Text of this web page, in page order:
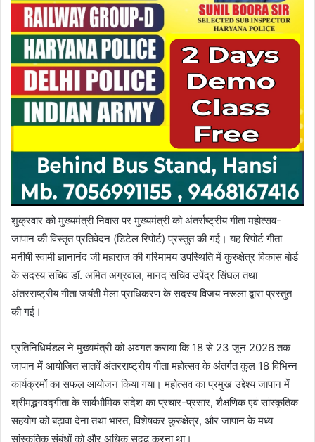
शुक्रवार को मुख्यमंत्री निवास पर मुख्यमंत्री को अंतर्राष्ट्रीय गीता महोत्सव-
जापान की विस्तृत प्रतिवेदन (डिटेल रिपोर्ट) प्रस्तुत की गई। यह रिपोर्ट गीता
मनीषी स्वामी ज्ञानानंद जी महाराज की गरिमामय उपस्थिति में कुरुक्षेत्र विकास बोर्ड
के सदस्य सचिव डॉ. अमित अग्रवाल, मानद सचिव उपेंद्र सिंघल तथा
अंतरराष्ट्रीय गीता जयंती मेला प्राधिकरण के सदस्य विजय नरूला द्वारा प्रस्तुत
की गई।
प्रतिनिधिमंडल ने मुख्यमंत्री को अवगत कराया कि 18 से 23 जून 2026 तक
जापान में आयोजित सातवें अंतरराष्ट्रीय गीता महोत्सव के अंतर्गत कुल 18 विभिन्न
कार्यक्रमों का सफल आयोजन किया गया। महोत्सव का प्रमुख उद्देश्य जापान में
श्रीमद्भगवद्गीता के सार्वभौमिक संदेश का प्रचार-प्रसार, शैक्षणिक एवं सांस्कृतिक
सहयोग को बढ़ावा देना तथा भारत, विशेषकर कुरुक्षेत्र, और जापान के मध्य
सांस्कृतिक संबंधों को और अधिक सुदृढ़ करना था।